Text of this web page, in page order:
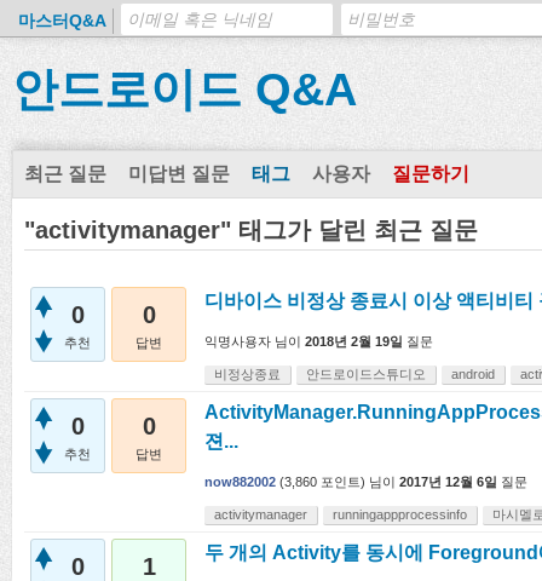
마스터Q&A
안드로이드 Q&A
최근 질문 미답변 질문 태그 사용자 질문하기
"activitymanager" 태그가 달린 최근 질문
0
추천
0
답변
디바이스 비정상 종료시 이상 액티비
익명사용자 님이 2018년 2월 19일 질문
비정상종료 안드로이드스튜디오 android
0
추천
0
답변
젼...
now882002 (3,860 포인트) 님이 2017년 12월 6일 질문
activitymanager runningappprocessinfo 마시멜
0 1
두 개의 Activity를 동시에 Foreground